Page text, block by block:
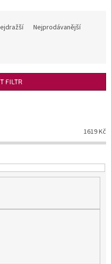
Nejprodávanější
FILTR
1619Kč